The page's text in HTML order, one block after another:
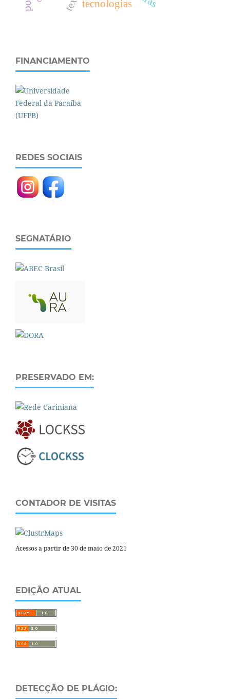
tecnologias
FINANCIAMENTO
REDES SOCIAIS
SEGNATÁRIO
PRESERVADO EM:
CONTADOR DE VISITAS
Acessos a partir de 30 de maio de 2021
EDIÇÃO ATUAL
DETECÇÃO DE PLÁGIO: